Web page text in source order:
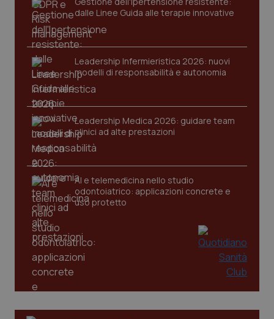
dalle Linee Guida alle terapie innovative
Leadership Infermieristica 2026: nuovi
modelli di responsabilità e autonomia
Leadership Medica 2026: guidare team
clinici ad alte prestazioni
AI e telemedicina nello studio
odontoiatrico: applicazioni concrete e
uso protetto
Nome
Fornitore /Dominio
VISITOR_PRIVACY_METADATA
CookieScriptConsent
CookieScript
www.quotidianosanita.it